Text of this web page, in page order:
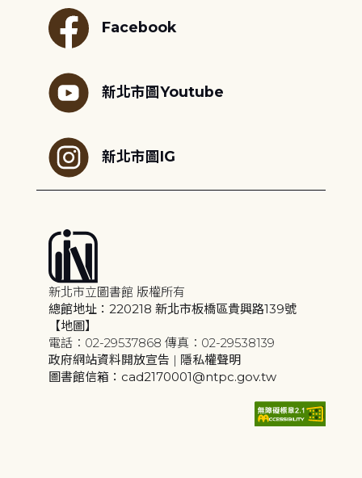
Facebook
新北市圖Youtube
新北市圖IG
新北市立圖書館 版權所有
總館地址：220218 新北市板橋區貴興路139號
【地圖】
電話：02-29537868 傳真：02-29538139
政府網站資料開放宣告 | 隱私權聲明
圖書館信箱：cad2170001@ntpc.gov.tw